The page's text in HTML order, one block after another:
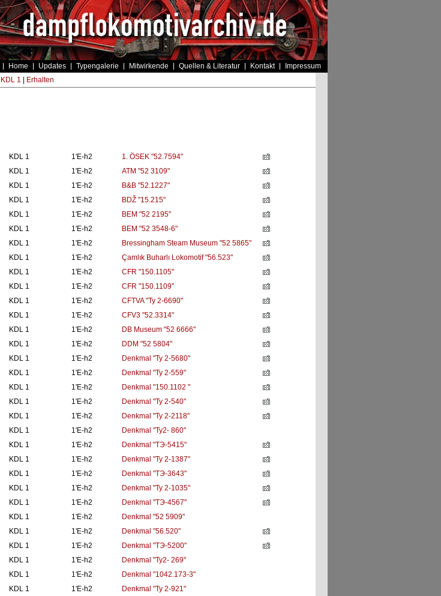
Home Updates Typengalerie Mitwirkende Quellen & Literatur Kontakt Impressum
KDL 1 Erhalten
KDL 1 1'E-h2
1. ÖSEK "52.7594"
KDL 1 1'E-h2
ATM "52 3109"
KDL 1 1'E-h2
B&B "52.1227"
KDL 1 1'E-h2
BDŽ "15.215"
KDL 1 1'E-h2
BEM "52 2195"
KDL 1 1'E-h2
BEM "52 3548-6"
KDL 1 1'E-h2
Bressingham Steam Museum "52 5865"
KDL 1 1'E-h2
Çamlık Buharlı Lokomotif "56.523"
KDL 1 1'E-h2
CFR "150.1105"
KDL 1 1'E-h2
CFR "150.1109"
KDL 1 1'E-h2
CFTVA "Ty 2-6690"
KDL 1 1'E-h2
CFV3 "52.3314"
KDL 1 1'E-h2
DB Museum "52 6666"
KDL 1 1'E-h2
DDM "52 5804"
KDL 1 1'E-h2
Denkmal "Ty 2-5680"
KDL 1 1'E-h2
Denkmal "Ty 2-559"
KDL 1 1'E-h2
Denkmal "150.1102 "
KDL 1 1'E-h2
Denkmal "Ty 2-540"
KDL 1 1'E-h2
Denkmal "Ty 2-2118"
KDL 1 1'E-h2
Denkmal "Ty2- 860"
KDL 1 1'E-h2
Denkmal "TЭ-5415"
KDL 1 1'E-h2
Denkmal "Ty 2-1387"
KDL 1 1'E-h2
Denkmal "TЭ-3643"
KDL 1 1'E-h2
Denkmal "Ty 2-1035"
KDL 1 1'E-h2
Denkmal "TЭ-4567"
KDL 1 1'E-h2
Denkmal "52 5909"
KDL 1 1'E-h2
Denkmal "56.520"
KDL 1 1'E-h2
Denkmal "TЭ-5200"
KDL 1 1'E-h2
Denkmal "Ty2- 269"
KDL 1 1'E-h2
Denkmal "1042.173-3"
KDL 1 1'E-h2
Denkmal "Ty 2-921"